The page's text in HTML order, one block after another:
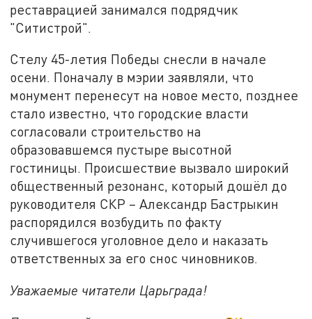
реставрацией занимался подрядчик
"Ситистрой".
Стелу 45-летия Победы снесли в начале
осени. Поначалу в мэрии заявляли, что
монумент перенесут на новое место, позднее
стало известно, что городские власти
согласовали строительство на
образовавшемся пустыре высотной
гостиницы. Происшествие вызвало широкий
общественный резонанс, который дошёл до
руководителя СКР – Александр Бастрыкин
распорядился возбудить по факту
случившегося уголовное дело и наказать
ответственных за его снос чиновников.
Уважаемые читатели Царьграда!